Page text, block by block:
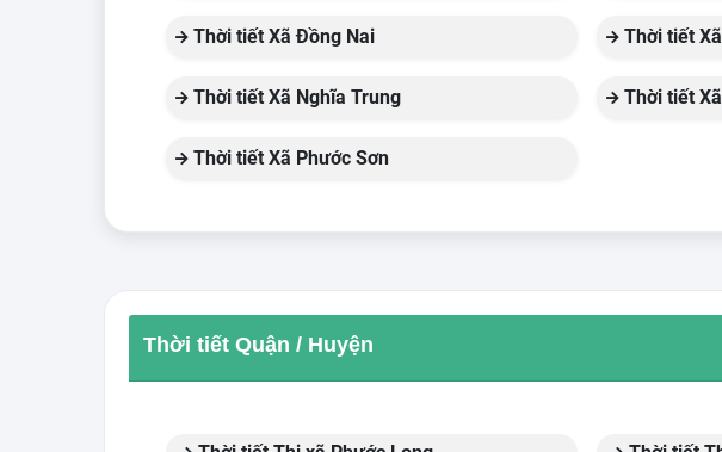
Thời tiết Xã Đồng Nai Thời tiết
Thời tiết Xã Nghĩa Trung Thời tiết
Thời tiết Xã Phước Sơn
Thời tiết Quận / Huyện